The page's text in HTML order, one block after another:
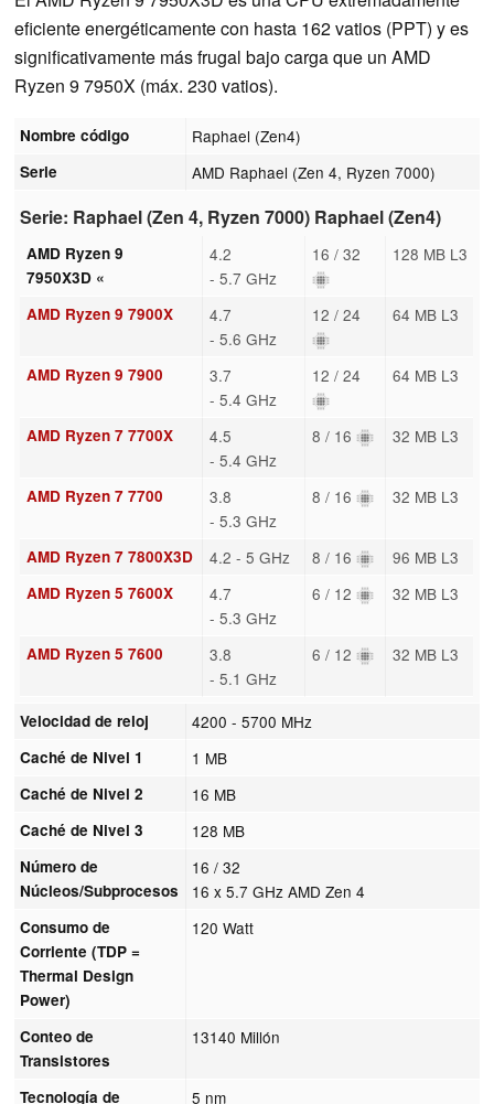
eficiente energéticamente con hasta 162 vatios (PPT) y es
significativamente más frugal bajo carga que un AMD
Ryzen 9 7950X (máx. 230 vatios).
Nombre código Raphael (Zen4)
Serie AMD Raphael (Zen 4, Ryzen 7000)
Serie: Raphael (Zen 4, Ryzen 7000) Raphael (Zen4)
AMD Ryzen 9
7950X3D «
4.2
- 5.7 GHz
16 / 32 128 MB L3
AMD Ryzen 9 7900X
4.7
- 5.6 GHz
12 / 24 64 MB L3
AMD Ryzen 9 7900
3.7
- 5.4 GHz
12 / 24 64 MB L3
AMD Ryzen 7 7700X
4.5
- 5.4 GHz
8 / 16 32 MB L3
AMD Ryzen 7 7700
3.8
- 5.3 GHz
8 / 16 32 MB L3
AMD Ryzen 7 7800X3D 4.2 - 5 GHz 8 / 16 96 MB L3
AMD Ryzen 5 7600X
4.7
- 5.3 GHz
6 / 12 32 MB L3
AMD Ryzen 5 7600
3.8
- 5.1 GHz
6 / 12 32 MB L3
Velocidad de reloj 4200 - 5700 MHz
Caché de Nivel 1 1 MB
Caché de Nivel 2 16 MB
Caché de Nivel 3 128 MB
Número de
Núcleos/Subprocesos
16 / 32
16 x 5.7 GHz AMD Zen 4
Consumo de
Corriente (TDP =
Thermal Design
Power)
120 Watt
Conteo de
Transistores
13140 Millón
Tecnología de
5 nm